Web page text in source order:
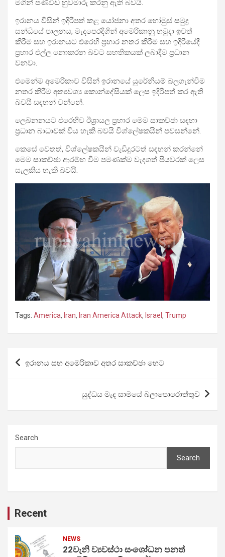
මගින් පණිවිඩ හුවමාරු කරනු ඇති බවයි.
ඉරානය විසින් ඉදිරිපත් කළ යෝජනා අතර හෝමුස් සමුද්‍ර
සන්ධියේ පාලනය, මැදපෙරදිගින් අමෙරිකානු හමුදා ඉවත්
කිරීම සහ ඉරානයට එරෙහි ප්‍රහාර නතර කිරීම සහ ඉදිරියේදී
ප්‍රහාර එල්ල නොකරන බවට සහතිකයක් ලබාදීම ප්‍රධාන
වනවා.
එමෙන්ම අමෙරිකාව විසින් ඉරානයේ යුරේනියම් බලගැන්වීම
නතර කිරීම අත්‍යවශ්‍ය කොන්දේසියක් ලෙස ඉදිරිපත් කර ඇති
බවයි සඳහන් වන්නේ.
ලෙබනනයට එරෙහිව ඊශ්‍රායල ප්‍රහාර මෙම සාකච්ඡා සඳහා
ප්‍රධාන බාධාවක් විය හැකි බවයි විශ්ලේෂකයින් පවසන්නේ.
කෙසේ වෙතත්, විශ්ලේෂකයින් වැඩිදුරටත් සඳහන් කරන්නේ
මෙම සාකච්ඡා ආරම්භ වීම පමණක්ම වැදගත් පියවරක් ලෙස
සැලකිය හැකි බවයි.
Tags: America, Iran, Iran America Attack, Israel , Trump
Post
navigation
ඉරානය සහ අමෙරිකාව අතර සාකච්ඡා හෙට
යුද්ධය මැද සාමයේ බලාපොරොත්තුව
Search
Search
Recent
NEWS
22වැනි ව්‍යවස්ථා සංශෝධන පනත්